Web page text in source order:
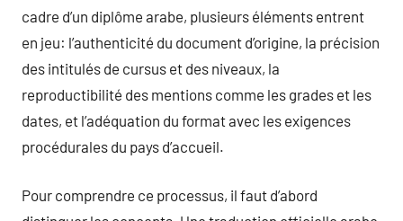
cadre d’un diplôme arabe, plusieurs éléments entrent
en jeu: l’authenticité du document d’origine, la précision
des intitulés de cursus et des niveaux, la
reproductibilité des mentions comme les grades et les
dates, et l’adéquation du format avec les exigences
procédurales du pays d’accueil.
Pour comprendre ce processus, il faut d’abord